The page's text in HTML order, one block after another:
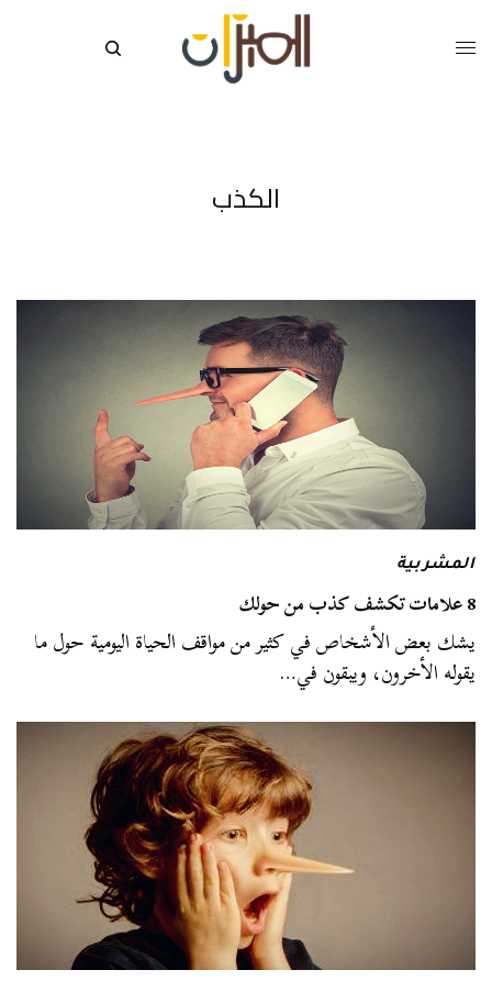
الكذب
المشربية
8 علامات تكشف كذب من حولك
يشك بعض الأشخاص في كثير من مواقف الحياة اليومية حول ما
يقوله الأخرون، ويبقون في…